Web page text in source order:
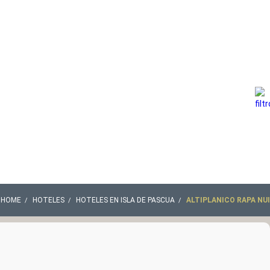
HOME HOTELES HOTELES EN ISLA DE PASCUA ALTIPLANICO RAPA NUI